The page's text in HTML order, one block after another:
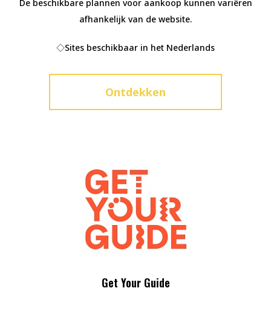
De beschikbare plannen voor aankoop kunnen variëren
afhankelijk van de website.
◇Sites beschikbaar in het Nederlands
Ontdekken
Get Your Guide